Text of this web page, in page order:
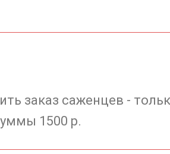
заказ саженцев -
1500 р.